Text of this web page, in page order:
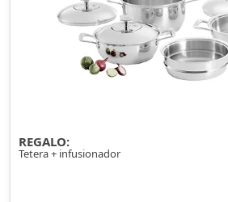
REGALO:
Tetera + infusionador